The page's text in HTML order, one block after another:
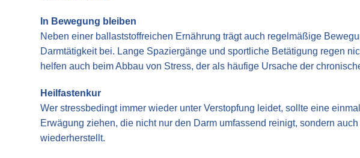
In Bewegung bleiben
Neben einer ballaststoffreichen Ernährung trägt auch regelmäßige
Darmtätigkeit bei. Lange Spaziergänge und sportliche Betätigung regen
helfen auch beim Abbau von Stress, der als häufige Ursache der
Heilfastenkur
Wer stressbedingt immer wieder unter Verstopfung leidet, sollte eine
Erwägung ziehen, die nicht nur den Darm umfassend reinigt, sondern
wiederherstellt.